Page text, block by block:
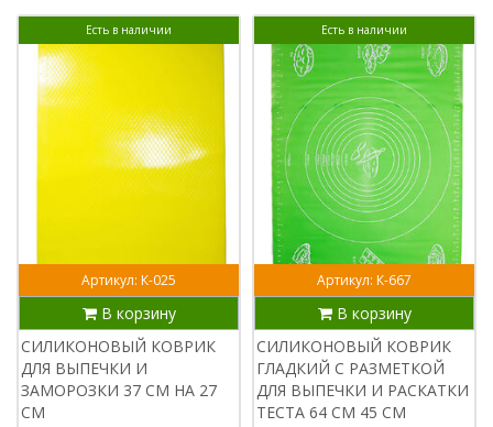
Есть в наличии
Артикул: К-025
В корзину
СИЛИКОНОВЫЙ КОВРИК
ДЛЯ ВЫПЕЧКИ И
ЗАМОРОЗКИ 37 СМ НА 27
СМ
Есть в наличии
Артикул: К-667
В корзину
СИЛИКОНОВЫЙ КОВРИК
ГЛАДКИЙ С РАЗМЕТКОЙ
ДЛЯ ВЫПЕЧКИ И РАСКАТКИ
ТЕСТА 64 СМ 45 СМ